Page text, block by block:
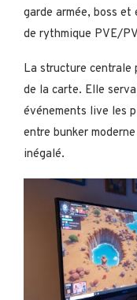
garde armée, boss et
de rythmique PVE/
La structure
de la carte. Elle
événements live les
entre bunker
inégalé.